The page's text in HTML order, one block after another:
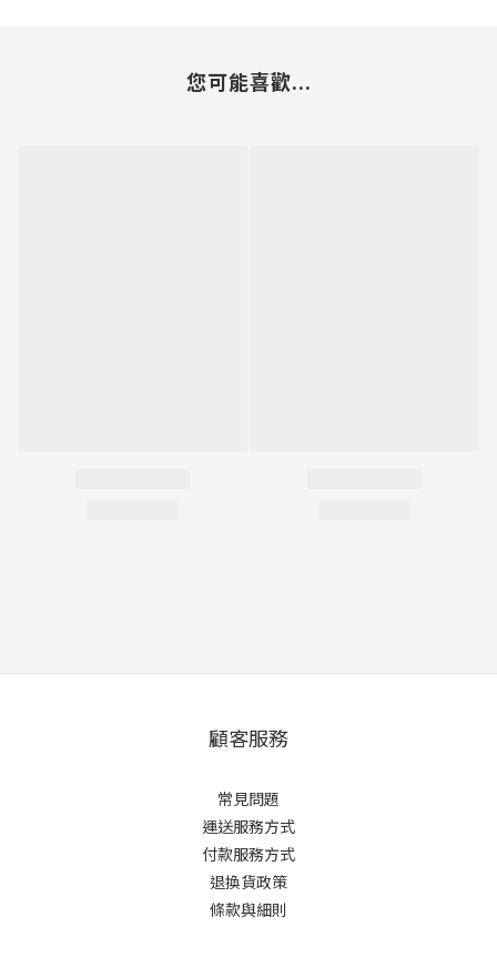
您可能喜歡...
顧客服務
常見問題
運送服務方式
付款服務方式
退換貨政策
條款與細則